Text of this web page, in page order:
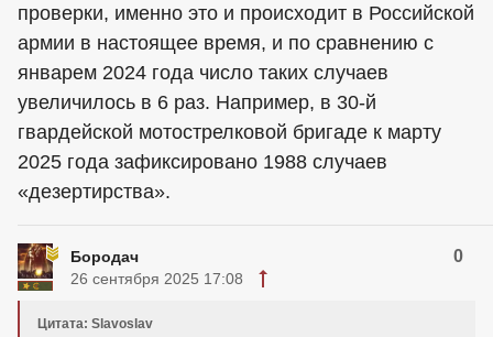
проверки, именно это и происходит в Российской
армии в настоящее время, и по сравнению с
январем 2024 года число таких случаев
увеличилось в 6 раз. Например, в 30-й
гвардейской мотострелковой бригаде к марту
2025 года зафиксировано 1988 случаев
«дезертирства».
Бородач 0
26 сентября 2025 17:08
Цитата: Slavoslav